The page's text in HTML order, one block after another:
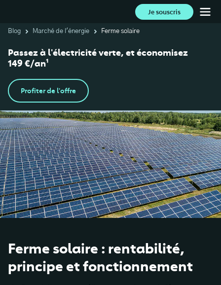
Je souscris
Blog Marché de l'énergie Ferme solaire
Passez à l'électricité verte, et économisez
149 €/an¹
Profiter de l'offre
Ferme solaire : rentabilité,
principe et fonctionnement